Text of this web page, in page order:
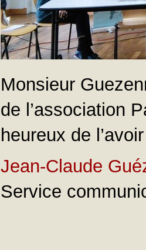
Monsieur
de l’association
heureux de
Jean-Claude
Service